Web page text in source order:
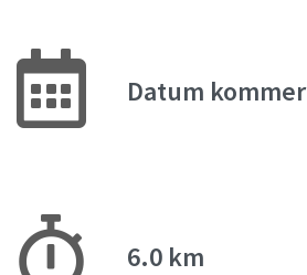
Datum kommer
6.0 km